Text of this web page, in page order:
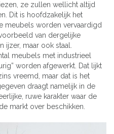
ze zullen wellicht altijd
Dit is hoofdzakelijk het
meubels worden vervaardigd
van dergelijke
ijzer, maar ook staal.
meubels met industrieel
worden afgewerkt. Dat lijkt
vreemd, maar dat is het
draagt namelijk in de
ruwe karakter waar de
markt over beschikken.